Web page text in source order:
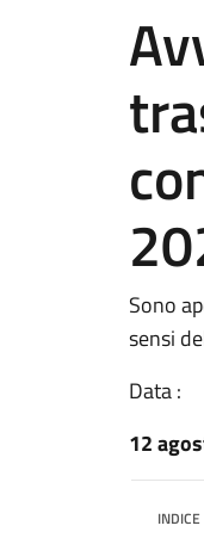
Sono
sensi
Data :
12